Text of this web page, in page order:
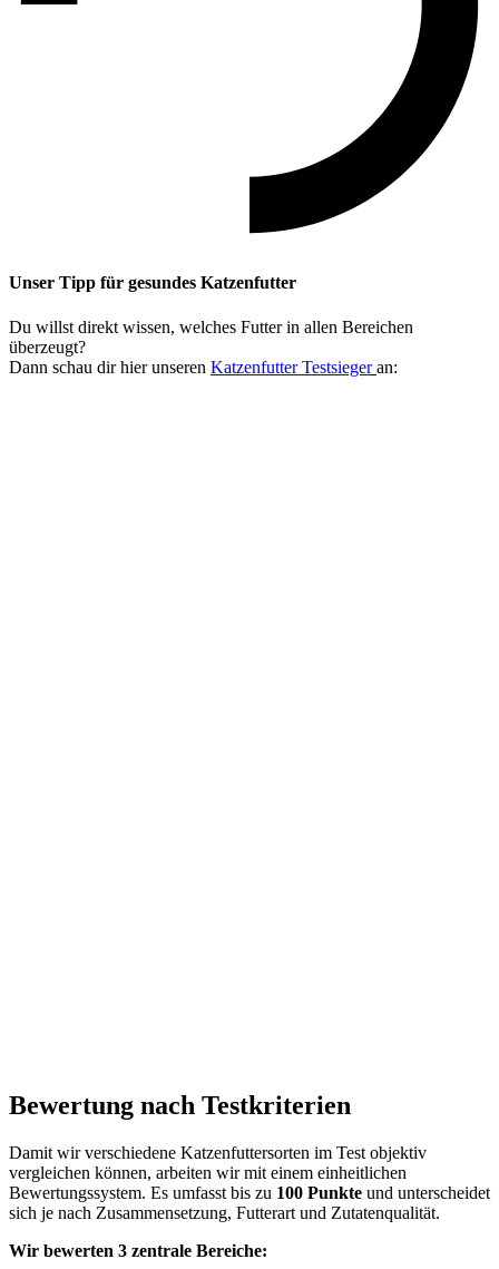
Unser Tipp für gesundes Katzenfutter
Du willst direkt wissen, welches Futter in allen Bereichen
überzeugt?
Dann schau dir hier unseren Katzenfutter Testsieger an:
Bewertung nach Testkriterien
Damit wir verschiedene Katzenfuttersorten im Test objektiv
vergleichen können, arbeiten wir mit einem einheitlichen
Bewertungssystem. Es umfasst bis zu 100 Punkte und unterscheidet
sich je nach Zusammensetzung, Futterart und Zutatenqualität.
Wir bewerten 3 zentrale Bereiche: